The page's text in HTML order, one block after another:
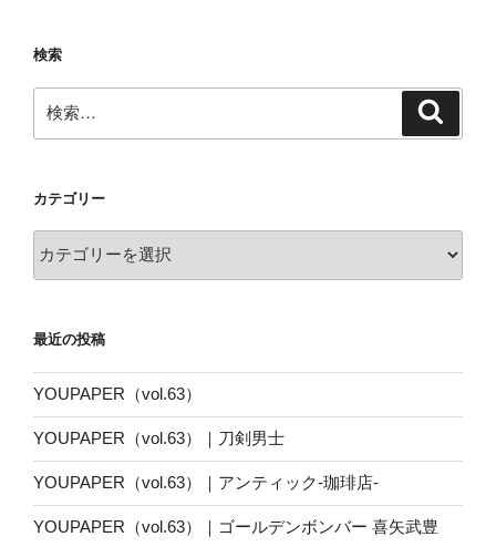
検索
索:
カテゴリー
テ
ー
最近の投稿
YOUPAPER（vol.63）
YOUPAPER（vol.63）｜刀剣男士
YOUPAPER（vol.63）｜アンティック-珈琲店-
YOUPAPER（vol.63）｜ゴールデンボンバー 喜矢武豊